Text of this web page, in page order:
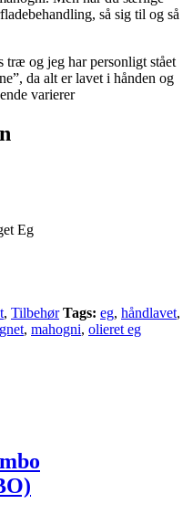
så sig til og så
og jeg har personligt stået
da alt er lavet i hånden og
varierer
Eg
, Tilbehør Tags: eg, håndlavet,
, mahogni, olieret eg